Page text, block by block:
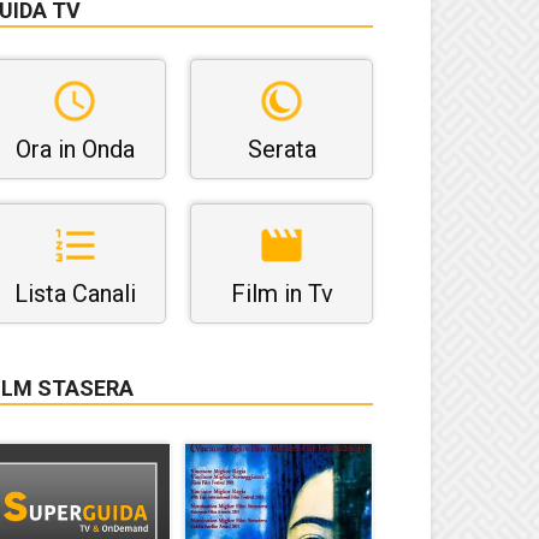
TV
Ora in Onda Serata
Lista Canali Film in Tv
STASERA